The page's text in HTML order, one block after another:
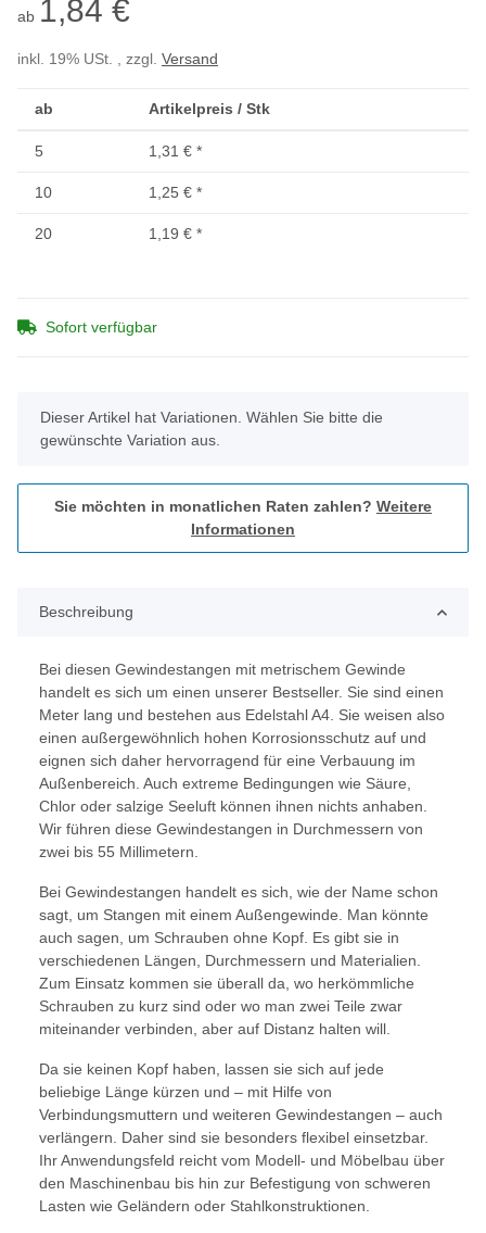
ab 1,84 €
inkl. 19% USt. , zzgl. Versand
ab Artikelpreis / Stk
5 1,31 € *
10 1,25 € *
20 1,19 € *
Sofort verfügbar
x
Dieser Artikel hat Variationen. Wählen Sie bitte die
gewünschte Variation aus.
Sie möchten in monatlichen Raten zahlen? Weitere
Informationen
Beschreibung
Bei diesen Gewindestangen mit metrischem Gewinde
handelt es sich um einen unserer Bestseller. Sie sind einen
Meter lang und bestehen aus Edelstahl A4. Sie weisen also
einen außergewöhnlich hohen Korrosionsschutz auf und
eignen sich daher hervorragend für eine Verbauung im
Außenbereich. Auch extreme Bedingungen wie Säure,
Chlor oder salzige Seeluft können ihnen nichts anhaben.
Wir führen diese Gewindestangen in Durchmessern von
zwei bis 55 Millimetern.
Bei Gewindestangen handelt es sich, wie der Name schon
sagt, um Stangen mit einem Außengewinde. Man könnte
auch sagen, um Schrauben ohne Kopf. Es gibt sie in
verschiedenen Längen, Durchmessern und Materialien.
Zum Einsatz kommen sie überall da, wo herkömmliche
Schrauben zu kurz sind oder wo man zwei Teile zwar
miteinander verbinden, aber auf Distanz halten will.
Da sie keinen Kopf haben, lassen sie sich auf jede
beliebige Länge kürzen und – mit Hilfe von
Verbindungsmuttern und weiteren Gewindestangen – auch
verlängern. Daher sind sie besonders flexibel einsetzbar.
Ihr Anwendungsfeld reicht vom Modell- und Möbelbau über
den Maschinenbau bis hin zur Befestigung von schweren
Lasten wie Geländern oder Stahlkonstruktionen.